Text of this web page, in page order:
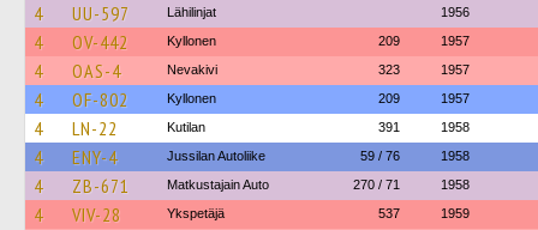
4 UU-597 Lähilinjat 1956
4 OV-442 Kyllonen 209 1957
4 OAS-4 Nevakivi 323 1957
4 OF-802 Kyllonen 209 1957
4 LN-22 Kutilan 391 1958
4 ENY-4 Jussilan Autoliike 59 / 76 1958
4 ZB-671 Matkustajain Auto 270 / 71 1958
4 VIV-28 Ykspetäjä 537 1959